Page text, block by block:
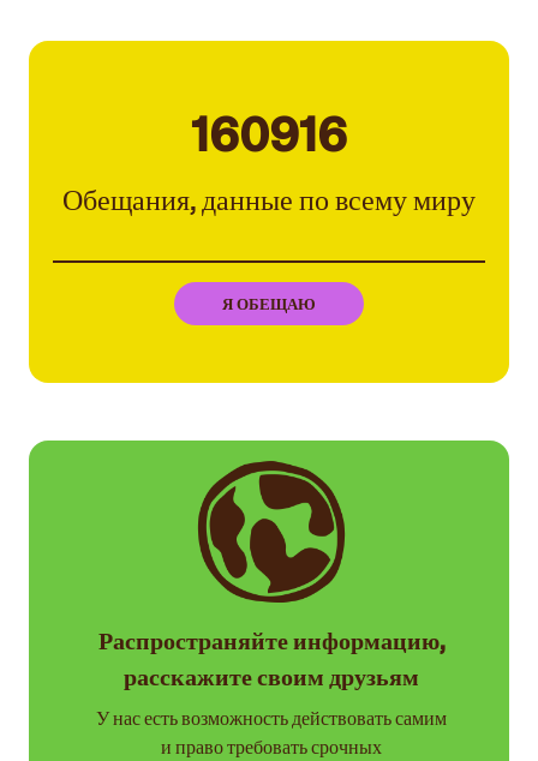
160916
Обещания, данные по всему миру
Я ОБЕЩАЮ
Распространяйте информацию,
расскажите своим друзьям
У нас есть возможность действовать самим
и право требовать срочных